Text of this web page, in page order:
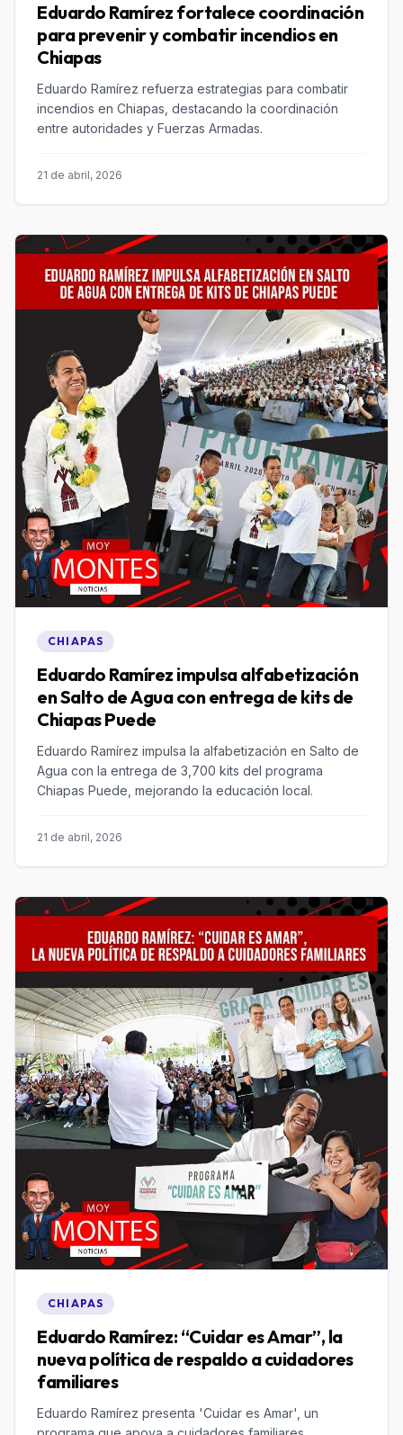
Eduardo Ramírez fortalece coordinación
para prevenir y combatir incendios en
Chiapas
Eduardo Ramírez refuerza estrategias para combatir
incendios en Chiapas, destacando la coordinación
entre autoridades y Fuerzas Armadas.
21 de abril, 2026
CHIAPAS
Eduardo Ramírez impulsa alfabetización
en Salto de Agua con entrega de kits de
Chiapas Puede
Eduardo Ramírez impulsa la alfabetización en Salto de
Agua con la entrega de 3,700 kits del programa
Chiapas Puede, mejorando la educación local.
21 de abril, 2026
CHIAPAS
Eduardo Ramírez: “Cuidar es Amar”, la
nueva política de respaldo a cuidadores
Eduardo Ramírez presenta 'Cuidar es Amar', un